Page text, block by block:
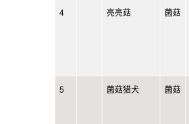
4 亮亮菇 菌菇
5 菌菇猎犬 菌菇